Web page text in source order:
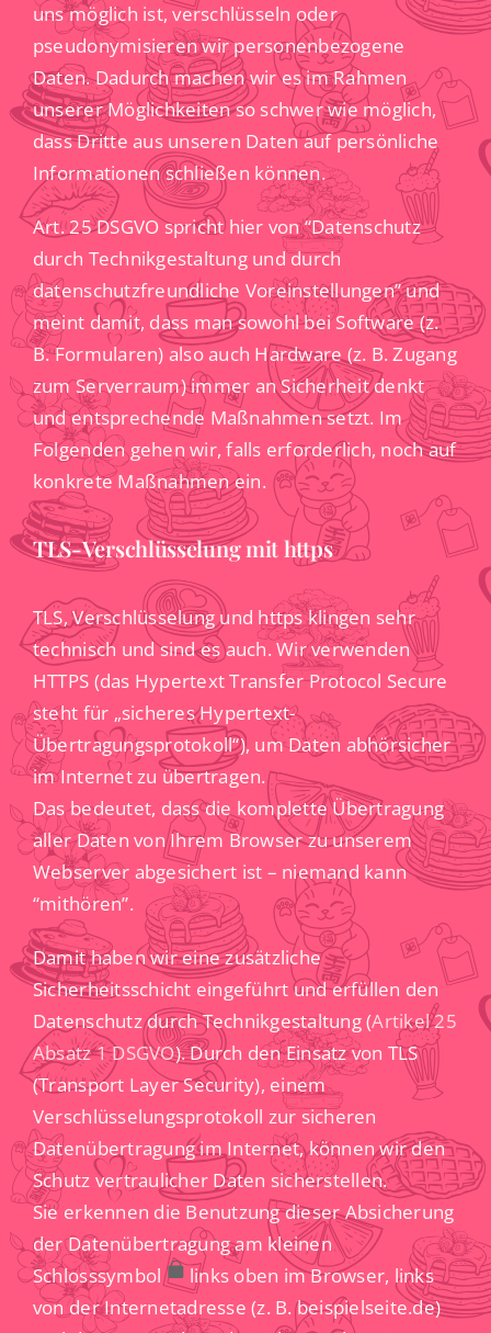
uns möglich ist, verschlüsseln oder
pseudonymisieren wir personenbezogene
Daten. Dadurch machen wir es im Rahmen
unserer Möglichkeiten so schwer wie möglich,
dass Dritte aus unseren Daten auf persönliche
Informationen schließen können.
Art. 25 DSGVO spricht hier von “Datenschutz
durch Technikgestaltung und durch
datenschutzfreundliche Voreinstellungen” und
meint damit, dass man sowohl bei Software (z.
B. Formularen) also auch Hardware (z. B. Zugang
zum Serverraum) immer an Sicherheit denkt
und entsprechende Maßnahmen setzt. Im
Folgenden gehen wir, falls erforderlich, noch auf
konkrete Maßnahmen ein.
TLS-Verschlüsselung mit https
TLS, Verschlüsselung und https klingen sehr
technisch und sind es auch. Wir verwenden
HTTPS (das Hypertext Transfer Protocol Secure
steht für „sicheres Hypertext-
Übertragungsprotokoll“), um Daten abhörsicher
im Internet zu übertragen.
Das bedeutet, dass die komplette Übertragung
aller Daten von Ihrem Browser zu unserem
Webserver abgesichert ist – niemand kann
“mithören”.
Damit haben wir eine zusätzliche
Sicherheitsschicht eingeführt und erfüllen den
Datenschutz durch Technikgestaltung (Artikel 25
Absatz 1 DSGVO). Durch den Einsatz von TLS
(Transport Layer Security), einem
Verschlüsselungsprotokoll zur sicheren
Datenübertragung im Internet, können wir den
Schutz vertraulicher Daten sicherstellen.
Sie erkennen die Benutzung dieser Absicherung
der Datenübertragung am kleinen
Schlosssymbol
links oben im Browser, links
von der Internetadresse (z. B. beispielseite.de)